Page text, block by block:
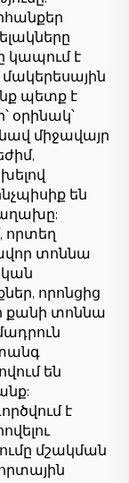
կապում է
պետք է
օրինակ՝
միջավայր
են
որտեղ
տոննա
որոնցից
քանի տոննա
են
է
մշակման